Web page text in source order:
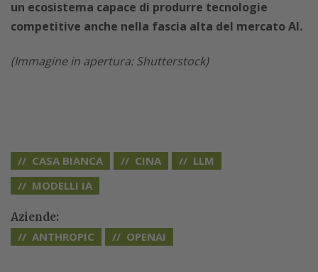
un ecosistema capace di produrre tecnologie
competitive anche nella fascia alta del mercato AI.
(Immagine in apertura: Shutterstock)
CASA BIANCA CINA
LLM
MODELLI IA
Aziende:
ANTHROPIC OPENAI